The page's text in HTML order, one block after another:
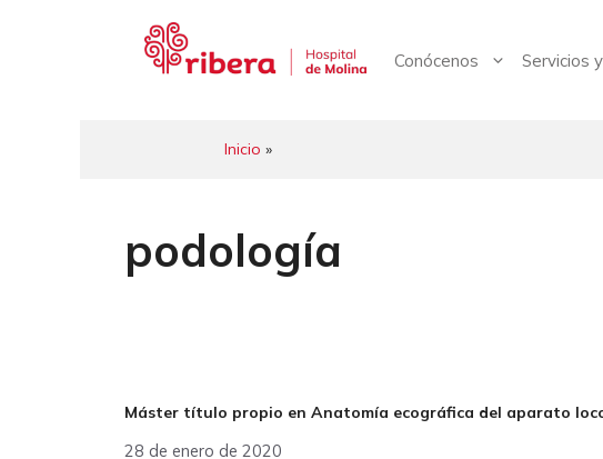
Conócenos Servicios
Inicio »
podología
Máster título propio en Anatomía ecográfica del aparato
28 de enero de 2020